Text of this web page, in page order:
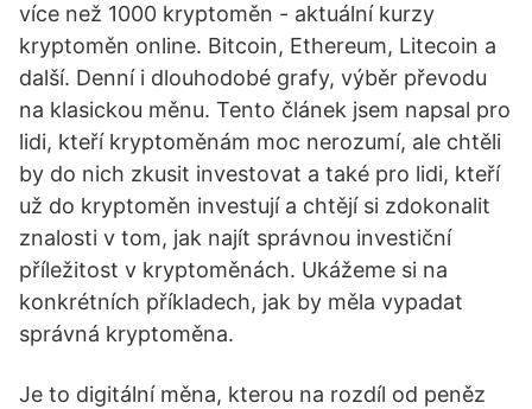
více než 1000 kryptoměn - aktuální kurzy
kryptoměn online. Bitcoin, Ethereum, Litecoin a
další. Denní i dlouhodobé grafy, výběr převodu
na klasickou měnu. Tento článek jsem napsal pro
lidi, kteří kryptoměnám moc nerozumí, ale chtěli
by do nich zkusit investovat a také pro lidi, kteří
už do kryptoměn investují a chtějí si zdokonalit
znalosti v tom, jak najít správnou investiční
příležitost v kryptoměnách. Ukážeme si na
konkrétních příkladech, jak by měla vypadat
správná kryptoměna.
Je to digitální měna, kterou na rozdíl od peněz